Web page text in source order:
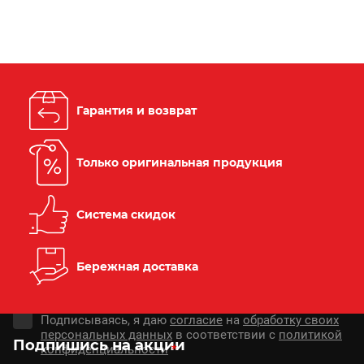
Гарантия и возврат
Только оригинальная продукция
Система скидок
Бережная доставка
Подпишись на акции
Подписываясь, я даю согласие на обработку своих
персональных данных в соответствии с политикой
конфиденциальности *